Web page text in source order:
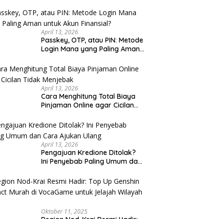
April 13, 2026
Passkey, OTP, atau PIN: Metode
Login Mana yang Paling Aman
April 13, 2026
Cara Menghitung Total Biaya
Pinjaman Online agar Cicilan
April 13, 2026
Pengajuan Kredione Ditolak?
Ini Penyebab Paling Umum dan
Oktober 11, 2025